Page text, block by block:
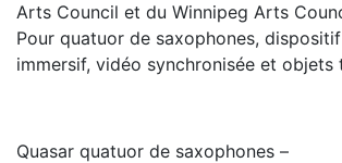
Arts Council et du Winnipeg Arts
Pour quatuor de saxophones,
immersif, vidéo synchronisée et objets
Quasar quatuor de saxophones –